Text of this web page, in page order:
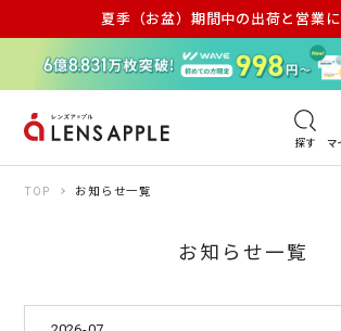
夏季（お盆）期間中の出荷と営業
探す マ
アキュビュー メダリスト メ
TOP お知らせ一覧
お知らせ一覧